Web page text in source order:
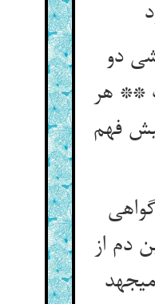
دو
** هر
فهم
دم از